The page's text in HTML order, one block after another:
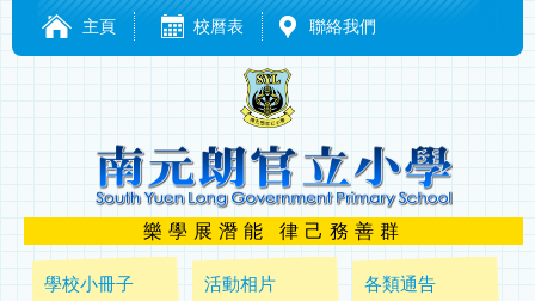
主頁 校曆表 聯絡我們
樂學展潛能 律己務善群
學校小冊子 活動相片 各類通告